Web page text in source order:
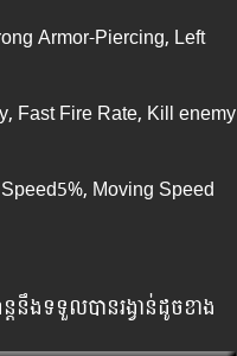
Armor-Piercing, Left
Fast Fire Rate, Kill enemy
Moving Speed
ដ​នឹង​ទទួល​បាន​រង្វាន់​ដូចខាង